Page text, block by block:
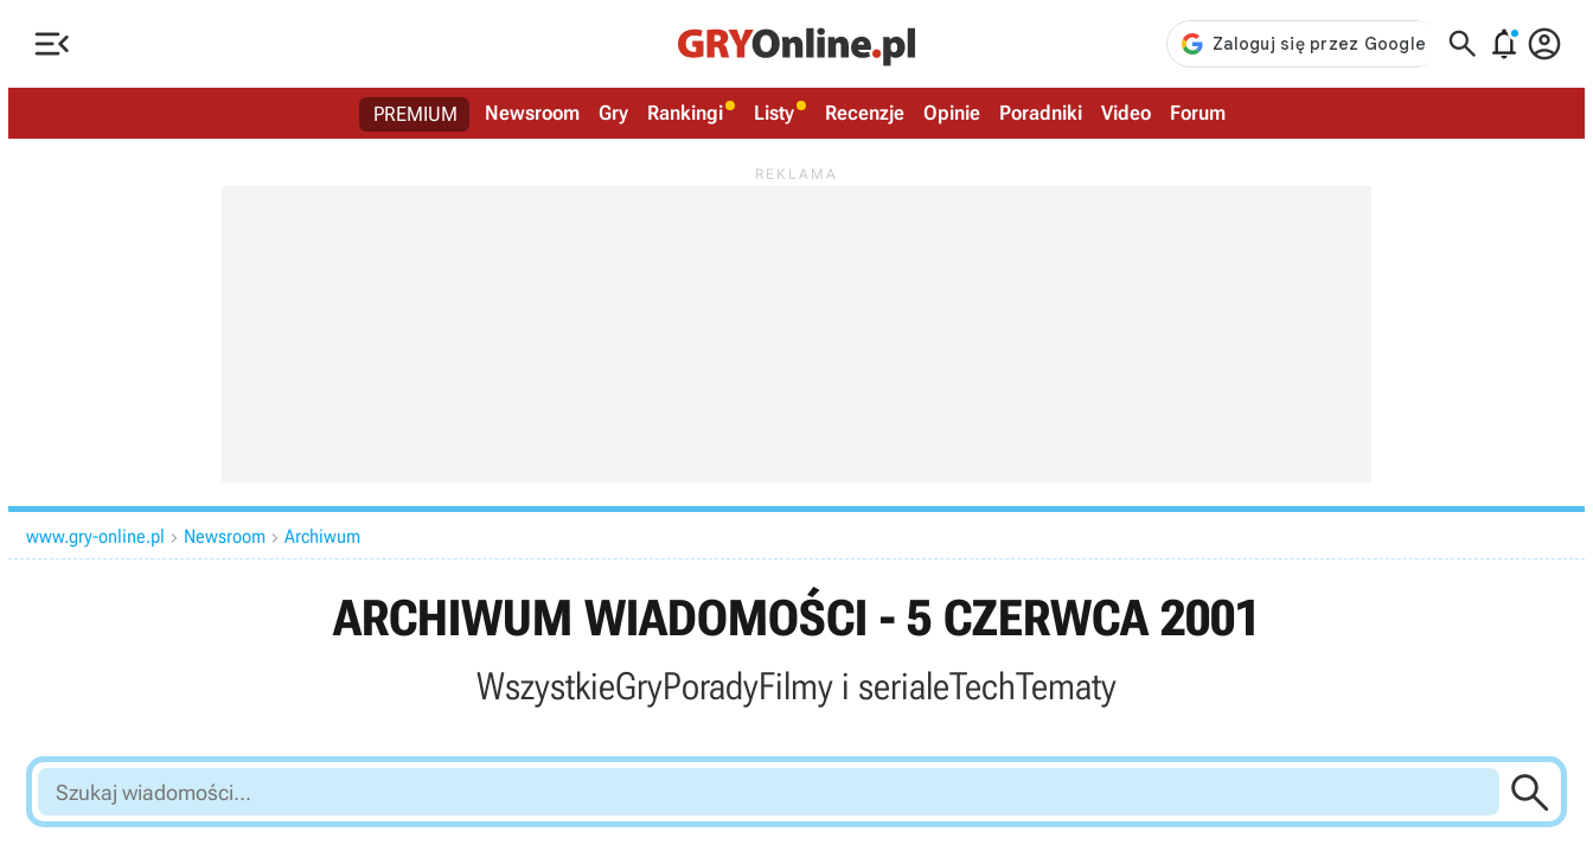
   
PREMIUM Newsroom Gry Rankingi Listy Recenzje Opinie Poradniki Video Forum
www.gry-online.pl  Newsroom  Archiwum
ARCHIWUM WIADOMOŚCI - 5 CZERWCA 2001
WszystkieGryPoradyFilmy i serialeTechTematy
Szukaj
wiadomości...
